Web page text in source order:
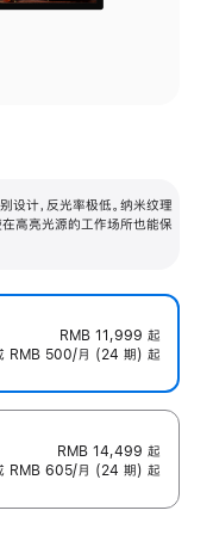
设计，反光率极低。纳米纹理
在高亮光源的工作场所也能保
RMB 11,999 起
RMB 500/月 (24 期) 起
RMB 14,499 起
RMB 605/月 (24 期) 起